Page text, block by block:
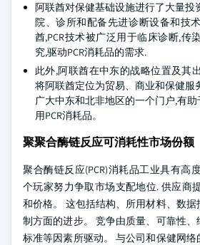
阿联酋对保健基础设施进行了大量投
院、诊所和配备先进诊断设备和技
酋,PCR技术被广泛用于临床诊断,传
究,驱动PCR消耗品的需求.
此外,阿联酋在中东的战略位置及其
将阿联酋定位为贸易、商业和保健服
广大中东和北非地区的一个门户,有
用PCR消耗品。
聚聚合酶链反应可消耗性市场份额
聚合酶链反应(PCR)消耗品工业具有高
个玩家努力争取市场支配地位. 供应商
和价格。 这包括结构、所用材料、数
制方面的进步。 竞争由质量、可靠性
标准等因素所驱动。 与公司和保健网